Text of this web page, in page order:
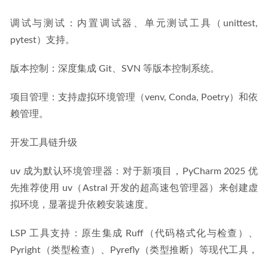
调试与测试：内置调试器、单元测试工具（unittest,
pytest）支持。
版本控制：深度集成 Git、SVN 等版本控制系统。
项目管理：支持虚拟环境管理（venv, Conda, Poetry）和依
赖管理。
开发工具链升级
uv 成为默认环境管理器：对于新项目，PyCharm 2025 优
先推荐使用 uv（Astral 开发的超高速包管理器）来创建虚
拟环境，显著提升依赖安装速度。
LSP 工具支持：原生集成 Ruff（代码格式化与检查）、
Pyright（类型检查）、Pyrefly（类型推断）等现代工具，